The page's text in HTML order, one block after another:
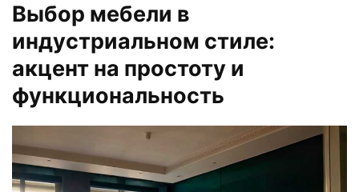
Выбор мебели в
индустриальном стиле:
акцент на простоту и
функциональность